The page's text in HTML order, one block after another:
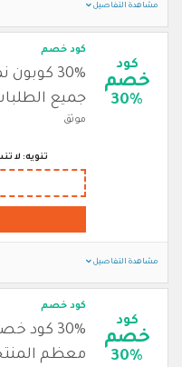
مشاهدة التفاصيل
كود
خصم
30%
كود خصم
30%
جميع
موثق
تنويه: لا
مشاهدة التفاصيل
كود
خصم
30%
كود خصم
30%
معظم